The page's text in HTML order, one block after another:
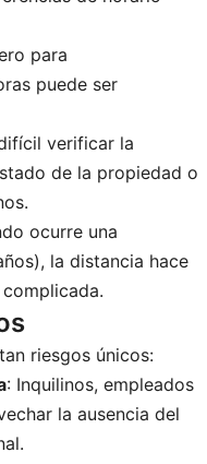
para
puede ser
verificar la
de la propiedad o
ocurre una
la distancia hace
riesgos únicos:
: Inquilinos, empleados
la ausencia del